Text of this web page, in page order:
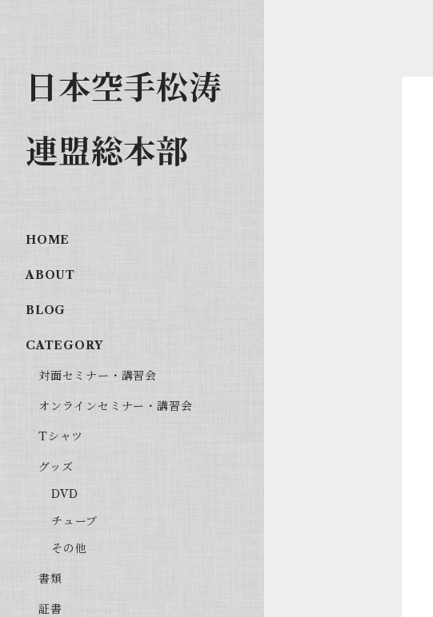
日本空手松涛
連盟総本部
HOME
ABOUT
BLOG
CATEGORY
対面セミナー・講習会
オンラインセミナー・講習会
Tシャツ
グッズ
DVD
チューブ
その他
書類
証書